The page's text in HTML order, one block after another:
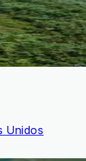
Unidos